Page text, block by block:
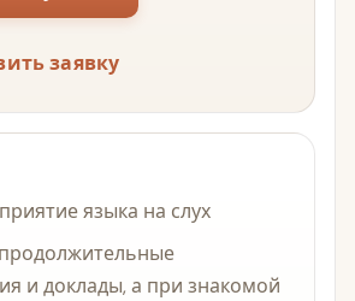
заявку
языка на слух
и доклады, а при знакомой